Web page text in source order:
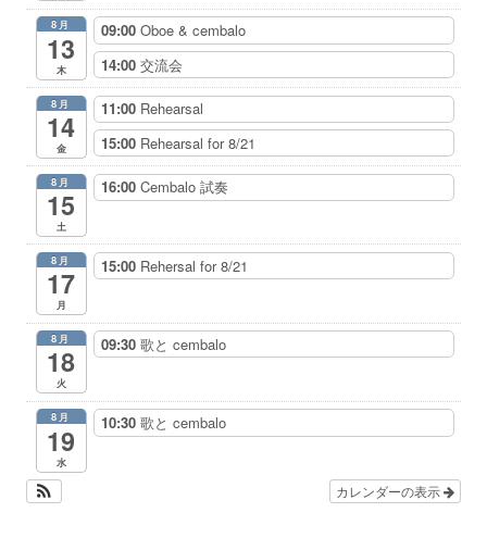
8月
13
木
09:00 Oboe & cembalo
14:00 交流会
8月
14
金
11:00 Rehearsal
15:00 Rehearsal for 8/21
8月
15
土
16:00 Cembalo 試奏
8月
17
月
15:00 Rehersal for 8/21
8月
18
火
09:30 歌と cembalo
8月
19
水
10:30 歌と cembalo
カレンダーの表示